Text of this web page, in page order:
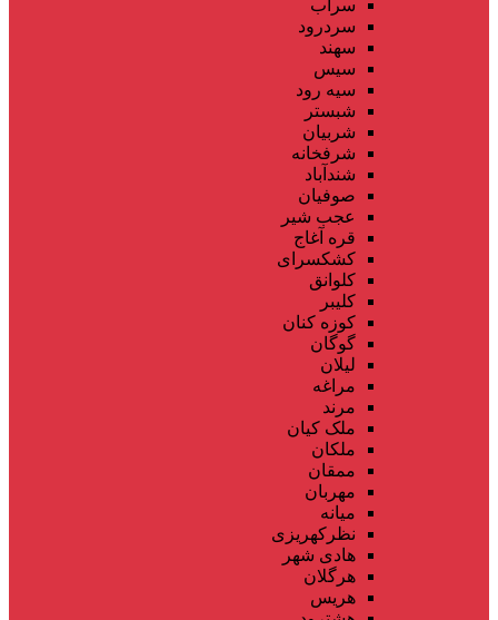
سراب
سردرود
سهند
سیس
سیه رود
شبستر
شربیان
شرفخانه
شندآباد
صوفیان
عجب شیر
قره آغاج
کشکسرای
کلوانق
کلیبر
کوزه کنان
گوگان
لیلان
مراغه
مرند
ملک کیان
ملکان
ممقان
مهربان
میانه
نظرکهریزی
هادی شهر
هرگلان
هریس